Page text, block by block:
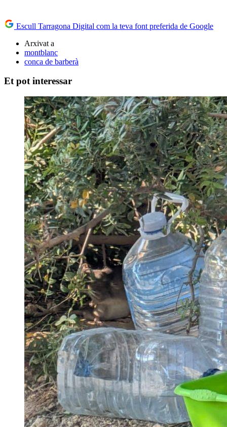
Escull Tarragona Digital com la teva font preferida de Google
Arxivat a
montblanc
conca de barberà
Et pot interessar